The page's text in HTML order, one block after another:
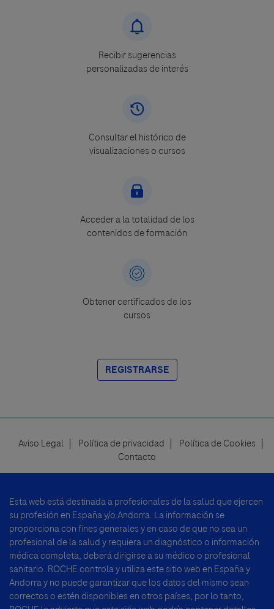
Recibir sugerencias
personalizadas de interés
Consultar el histórico de
visualizaciones o cursos
Acceder a la totalidad de los
contenidos de formación
Obtener certificados de los
cursos
REGISTRARSE
Aviso Legal Política de privacidad
Política de Cookies
Contacto
Esta web está destinada a profesionales de la salud que ejercen
su profesión en España y/o Andorra. La información se
proporciona con fines generales y en caso de que no sea un
profesional de la salud y requiera un diagnóstico o información
médica completa, deberá dirigirse a su médico o profesional
sanitario. ROCHE controla y utiliza este sitio web en España y
Andorra y no puede garantizar que los datos del mismo sean
correctos o estén disponibles en otros países, por lo tanto,